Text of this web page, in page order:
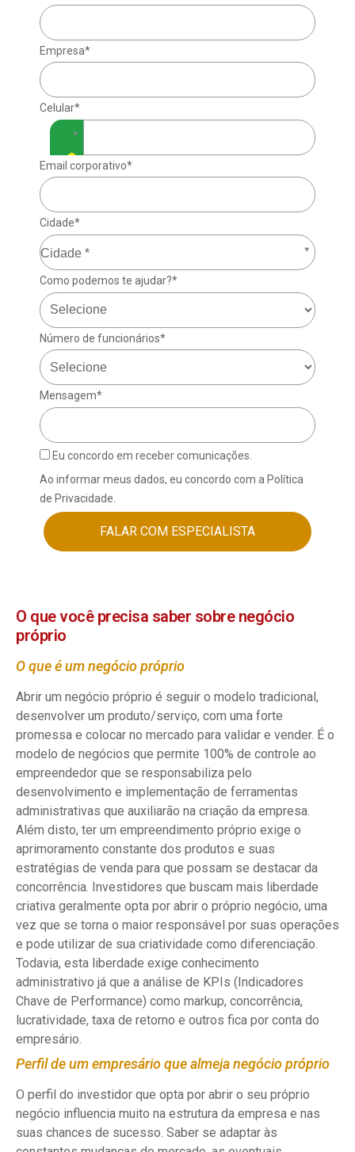
Empresa*
Celular*
Email corporativo*
Cidade*
Cidade *
Cidade*
Como podemos te ajudar?*
Número de funcionários*
Mensagem*
Eu concordo em receber comunicações.
Ao informar meus dados, eu concordo com a Política
de Privacidade.
FALAR COM ESPECIALISTA
O que você precisa saber sobre negócio
próprio
O que é um negócio próprio
Abrir um negócio próprio é seguir o modelo tradicional,
desenvolver um produto/serviço, com uma forte
promessa e colocar no mercado para validar e vender. É o
modelo de negócios que permite 100% de controle ao
empreendedor que se responsabiliza pelo
desenvolvimento e implementação de ferramentas
administrativas que auxiliarão na criação da empresa.
Além disto, ter um empreendimento próprio exige o
aprimoramento constante dos produtos e suas
estratégias de venda para que possam se destacar da
concorrência. Investidores que buscam mais liberdade
criativa geralmente opta por abrir o próprio negócio, uma
vez que se torna o maior responsável por suas operações
e pode utilizar de sua criatividade como diferenciação.
Todavia, esta liberdade exige conhecimento
administrativo já que a análise de KPIs (Indicadores
Chave de Performance) como markup, concorrência,
lucratividade, taxa de retorno e outros fica por conta do
empresário.
Perfil de um empresário que almeja negócio próprio
O perfil do investidor que opta por abrir o seu próprio
negócio influencia muito na estrutura da empresa e nas
suas chances de sucesso. Saber se adaptar às